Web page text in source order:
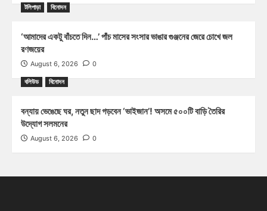
টলিপাড়া বিনোদন
‘আমাদের একটু বাঁচতে দিন…’ পাঁচ মাসের সংসার ভাঙার গুঞ্জনের জেরে চোখে জল
রণজয়ের
August 6, 2026 0
বলিউড বিনোদন
বন্যায় ভেঙেছে ঘর, নতুন ছাদ গড়বেন ‘ভাইজান’! অসমে ৫০০টি বাড়ি তৈরির
উদ্যোগ সলমনের
August 6, 2026 0